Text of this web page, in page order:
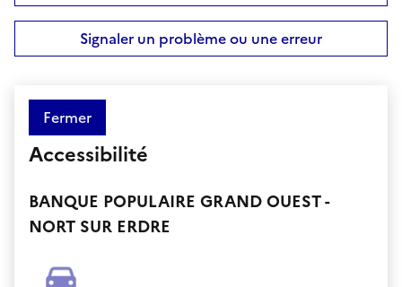
Signaler un problème ou une erreur
Fermer
Accessibilité
BANQUE POPULAIRE GRAND OUEST -
NORT SUR ERDRE